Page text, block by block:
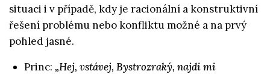
situaci i v případě, kdy je racionální a konstruktivní
řešení problému nebo konfliktu možné a na prvý
pohled jasné.
Princ: „Hej, vstávej, Bystrozraký, najdi mi